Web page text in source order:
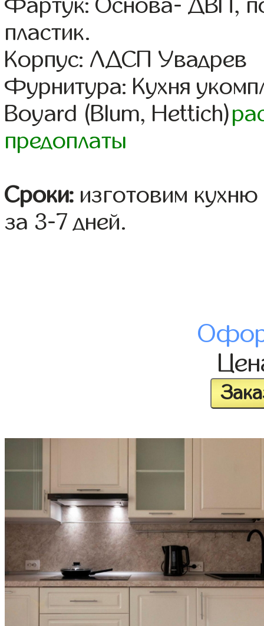
Фартук: Основа- ДВП,
пластик.
Корпус: ЛДСП Увадрев
Фурнитура: Кухня
Boyard (Blum, Hettich)
предоплаты
Сроки: изготовим
за 3-7 дней.